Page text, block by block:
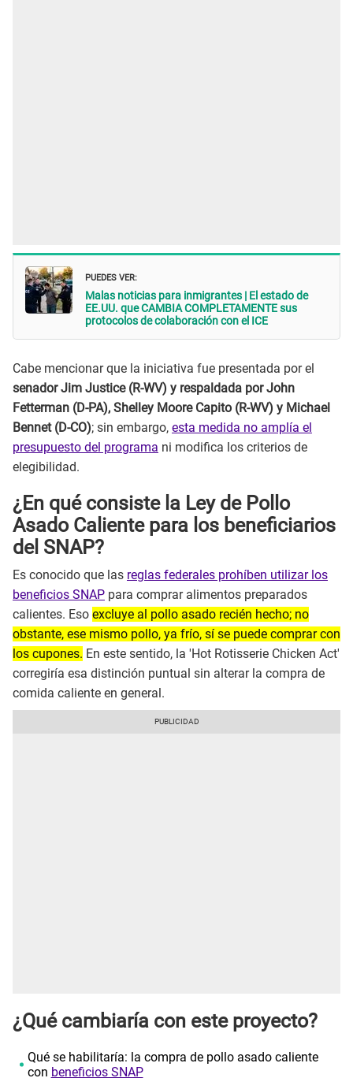
PUEDES VER:
Malas noticias para inmigrantes | El estado de
EE.UU. que CAMBIA COMPLETAMENTE sus
protocolos de colaboración con el ICE
Cabe mencionar que la iniciativa fue presentada por el
senador Jim Justice (R-WV) y respaldada por John
Fetterman (D-PA), Shelley Moore Capito (R-WV) y Michael
Bennet (D-CO); sin embargo, esta medida no amplía el
presupuesto del programa ni modifica los criterios de
elegibilidad.
¿En qué consiste la Ley de Pollo
Asado Caliente para los beneficiarios
del SNAP?
Es conocido que las reglas federales prohíben utilizar los
beneficios SNAP para comprar alimentos preparados
calientes. Eso excluye al pollo asado recién hecho; no
obstante, ese mismo pollo, ya frío, sí se puede comprar con
los cupones. En este sentido, la 'Hot Rotisserie Chicken Act'
corregiría esa distinción puntual sin alterar la compra de
comida caliente en general.
¿Qué cambiaría con este proyecto?
Qué se habilitaría: la compra de pollo asado caliente
con beneficios SNAP